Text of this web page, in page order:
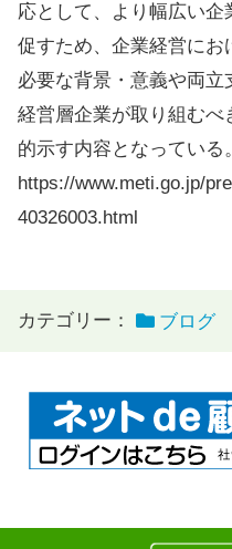
応として、より幅広い
促すため、企業経営に
必要な背景・意義や両立
経営層企業が取り組む
的示す内容となっている。
https://www.meti.go.jp/
40326003.html
カテゴリー： ブログ